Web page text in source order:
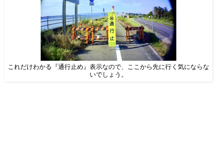
これだけわかる『通行止め』表示なので、ここから先に行く気にならな
いでしょう。